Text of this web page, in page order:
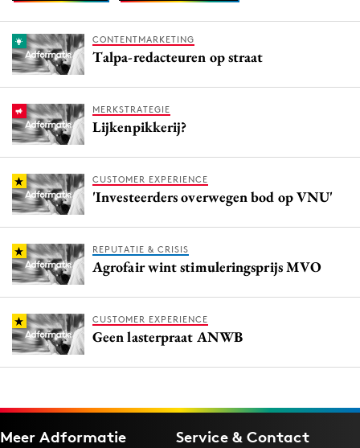
CONTENTMARKETING
Talpa-redacteuren op straat
MERKSTRATEGIE
Lijkenpikkerij?
CUSTOMER EXPERIENCE
'Investeerders overwegen bod op VNU'
REPUTATIE & CRISIS
Agrofair wint stimuleringsprijs MVO
CUSTOMER EXPERIENCE
Geen lasterpraat ANWB
Meer Adformatie Service & Contact